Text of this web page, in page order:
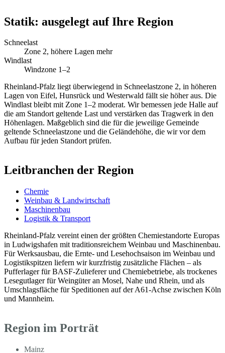
Statik: ausgelegt auf Ihre Region
Schneelast
Zone 2, höhere Lagen mehr
Windlast
Windzone 1–2
Rheinland-Pfalz liegt überwiegend in Schneelastzone 2, in höheren
Lagen von Eifel, Hunsrück und Westerwald fällt sie höher aus. Die
Windlast bleibt mit Zone 1–2 moderat. Wir bemessen jede Halle auf
die am Standort geltende Last und verstärken das Tragwerk in den
Höhenlagen. Maßgeblich sind die für die jeweilige Gemeinde
geltende Schneelastzone und die Geländehöhe, die wir vor dem
Aufbau für jeden Standort prüfen.
Leitbranchen der Region
Chemie
Weinbau & Landwirtschaft
Maschinenbau
Logistik & Transport
Rheinland-Pfalz vereint einen der größten Chemiestandorte Europas
in Ludwigshafen mit traditionsreichem Weinbau und Maschinenbau.
Für Werksausbau, die Ernte- und Lesehochsaison im Weinbau und
Logistikspitzen liefern wir kurzfristig zusätzliche Flächen – als
Pufferlager für BASF-Zulieferer und Chemiebetriebe, als trockenes
Lesegutlager für Weingüter an Mosel, Nahe und Rhein, und als
Umschlagsfläche für Speditionen auf der A61-Achse zwischen Köln
und Mannheim.
Region im Porträt
Mainz